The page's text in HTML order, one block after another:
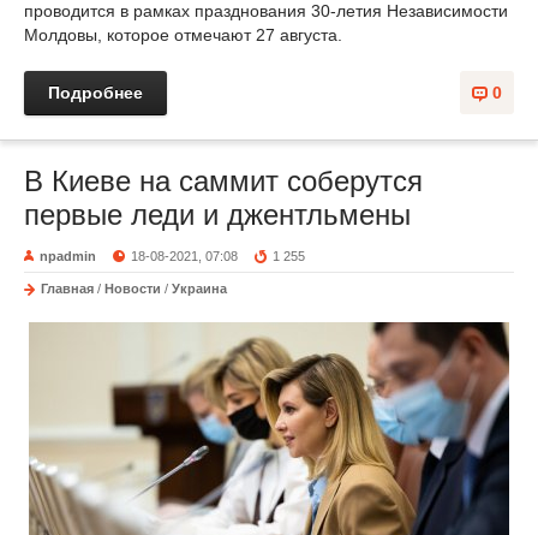
проводится в рамках празднования 30-летия Независимости
Молдовы, которое отмечают 27 августа.
0
Подробнее
В Киеве на саммит соберутся
первые леди и джентльмены
npadmin 18-08-2021, 07:08 1 255
Главная / Новости / Украина